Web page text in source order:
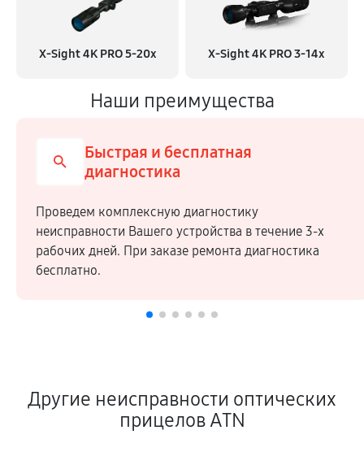
X-Sight 4K PRO 5-20x X-Sight 4K PRO 3-14x
Наши преимущества
Быстрая и бесплатная
диагностика
Проведем комплексную диагностику
неисправности Вашего устройства в течение 3-х
рабочих дней. При заказе ремонта диагностика
бесплатно.
Другие неисправности оптических
прицелов ATN